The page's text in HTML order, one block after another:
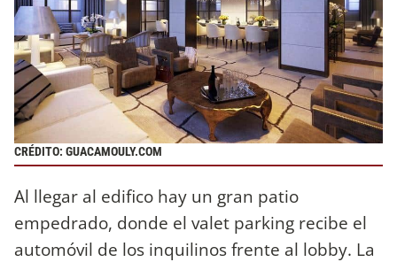
CRÉDITO: GUACAMOULY.COM
Al llegar al edifico hay un gran patio
empedrado, donde el valet parking recibe el
automóvil de los inquilinos frente al lobby. La